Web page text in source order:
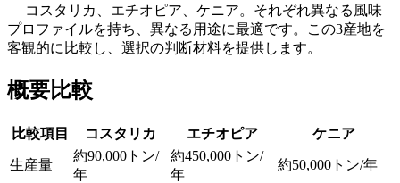
— コスタリカ、エチオピア、ケニア。それぞれ異なる風味
プロファイルを持ち、異なる用途に最適です。この3産地を
客観的に比較し、選択の判断材料を提供します。
概要比較
比較項目 コスタリカ エチオピア ケニア
生産量
約90,000トン/
年
約450,000トン/
年
約50,000トン/年